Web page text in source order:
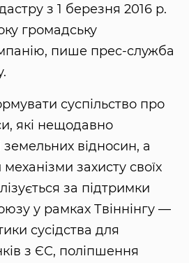
з 1 березня 2016 р.
громадську
пише прес-служба
суспільство про
які нещодавно
земельних відносин, а
захисту своїх
за підтримки
у рамках Твіннінгу —
сусідства для
з ЄС, поліпшення